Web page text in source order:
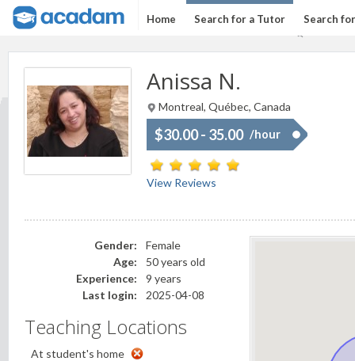
Home Search for a Tutor Search
Anissa N.
Montreal, Québec, Canada
$30.00 - 35.00 /hour
View Reviews
Gender:
Female
Age:
50 years old
Experience:
9 years
Last login:
2025-04-08
Teaching Locations
At student's home